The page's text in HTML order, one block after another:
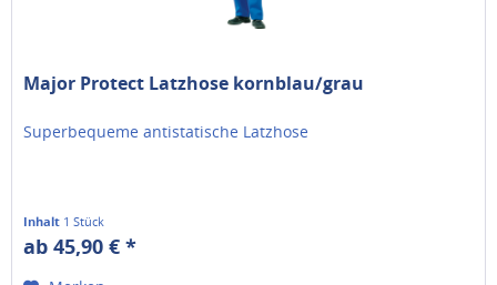
Major Protect Latzhose kornblau/grau
Superbequeme antistatische Latzhose
Inhalt 1 Stück
ab 45,90 € *